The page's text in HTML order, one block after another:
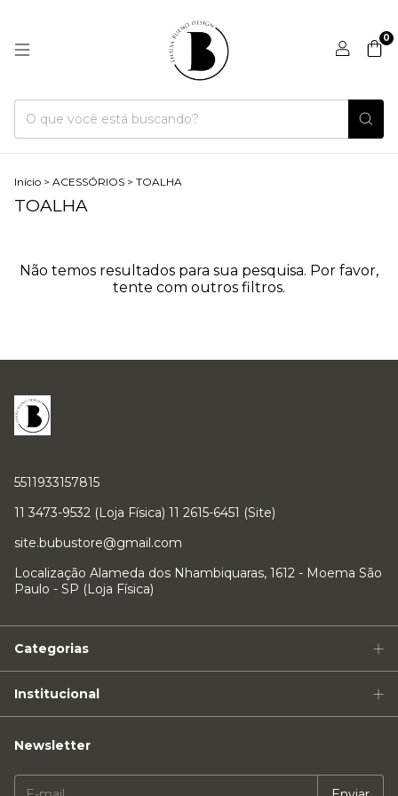
0
Início > ACESSÓRIOS > TOALHA
TOALHA
Não temos resultados para sua pesquisa. Por favor,
tente com outros filtros.
5511933157815
11 3473-9532 (Loja Física) 11 2615-6451 (Site)
site.bubustore@gmail.com
Localização Alameda dos Nhambiquaras, 1612 - Moema São
Paulo - SP (Loja Física)
Categorias
Institucional
Newsletter